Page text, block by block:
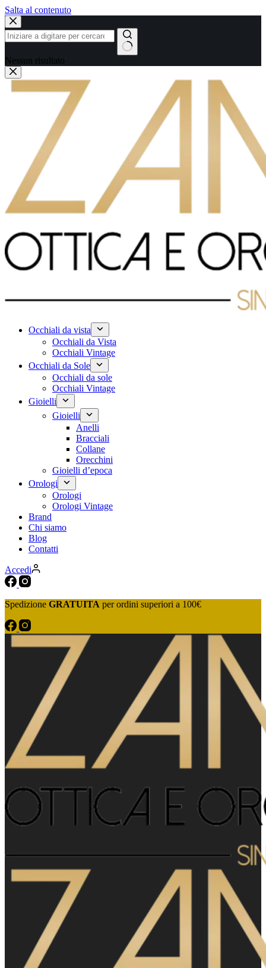
Salta al contenuto
Nessun risultato
Occhiali da vista
Occhiali da Vista
Occhiali Vintage
Occhiali da Sole
Occhiali da sole
Occhiali Vintage
Gioielli
Gioielli
Anelli
Bracciali
Collane
Orecchini
Gioielli d’epoca
Orologi
Orologi
Orologi Vintage
Brand
Chi siamo
Blog
Contatti
Accedi
Spedizione GRATUITA per ordini superiori a 100€